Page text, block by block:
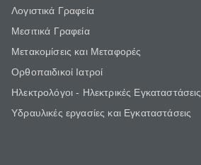
Λογιστικά Γραφεία
Μεσιτικά Γραφεία
Μετακομίσεις και Μεταφορές
Ορθοπαιδικοί Ιατροί
Ηλεκτρολόγοι - Ηλεκτρικές Εγκαταστάσεις
Υδραυλικές εργασίες και Εγκαταστάσεις